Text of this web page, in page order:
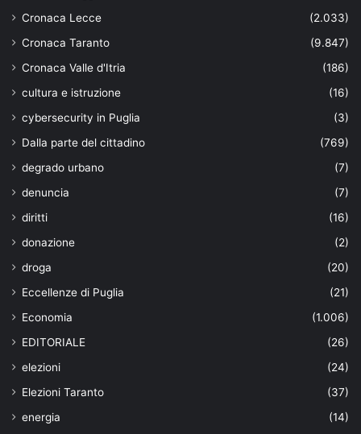
Cronaca Lecce
(2.033)
Cronaca Taranto
(9.847)
Cronaca Valle d'Itria
(186)
cultura e istruzione
(16)
cybersecurity in Puglia
(3)
Dalla parte del cittadino
(769)
degrado urbano
(7)
denuncia
(7)
diritti
(16)
donazione
(2)
droga
(20)
Eccellenze di Puglia
(21)
Economia
(1.006)
EDITORIALE
(26)
elezioni
(24)
Elezioni Taranto
(37)
energia
(14)